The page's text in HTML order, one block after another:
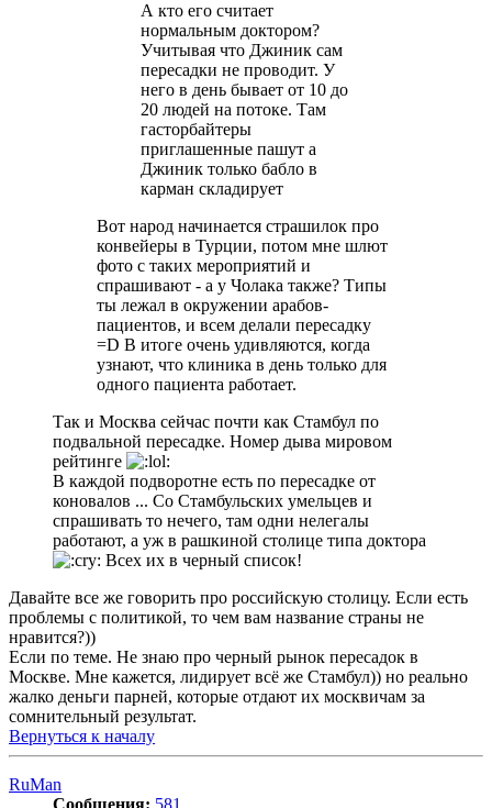
А кто его считает
нормальным доктором?
Учитывая что Джиник сам
пересадки не проводит. У
него в день бывает от 10 до
20 людей на потоке. Там
гасторбайтеры
приглашенные пашут а
Джиник только бабло в
карман складирует
Вот народ начинается страшилок про
конвейеры в Турции, потом мне шлют
фото с таких мероприятий и
спрашивают - а у Чолака также? Типы
ты лежал в окружении арабов-
пациентов, и всем делали пересадку
=D В итоге очень удивляются, когда
узнают, что клиника в день только для
одного пациента работает.
Так и Москва сейчас почти как Стамбул по
подвальной пересадке. Номер дыва мировом
рейтинге
В каждой подворотне есть по пересадке от
коновалов ... Со Стамбульских умельцев и
спрашивать то нечего, там одни нелегалы
работают, а уж в рашкиной столице типа доктора
Всех их в черный список!
Давайте все же говорить про российскую столицу. Если есть
проблемы с политикой, то чем вам название страны не
нравится?))
Если по теме. Не знаю про черный рынок пересадок в
Москве. Мне кажется, лидирует всё же Стамбул)) но реально
жалко деньги парней, которые отдают их москвичам за
сомнительный результат.
Вернуться к началу
RuMan
Сообщения: 581